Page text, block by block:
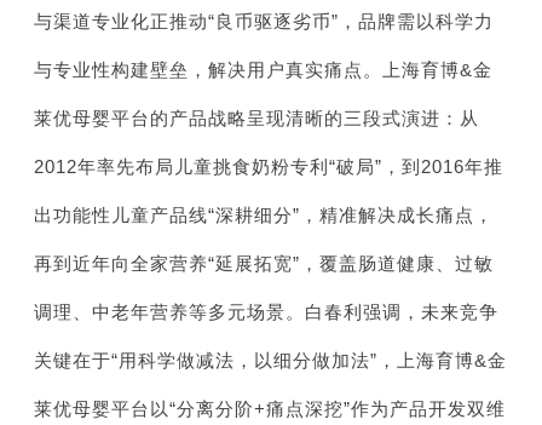
与渠道专业化正推动“良币驱逐劣币”，品牌需以科学力
与专业性构建壁垒，解决用户真实痛点。上海育博&金
莱优母婴平台的产品战略呈现清晰的三段式演进：从
2012年率先布局儿童挑食奶粉专利“破局”，到2016年推
出功能性儿童产品线“深耕细分”，精准解决成长痛点，
再到近年向全家营养“延展拓宽”，覆盖肠道健康、过敏
调理、中老年营养等多元场景。白春利强调，未来竞争
关键在于“用科学做减法，以细分做加法”，上海育博&金
莱优母婴平台以“分离分阶+痛点深挖”作为产品开发双维